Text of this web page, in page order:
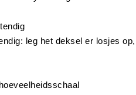
leg het deksel er losjes